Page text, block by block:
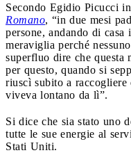
Secondo Egidio Picucci
Romano, “in due mesi
persone, andando di casa
meraviglia perché
superfluo dire che
per questo, quando si
riuscì subito a
viveva lontano da lì”.
Si dice che sia stato uno
tutte le sue energie al
Stati Uniti.